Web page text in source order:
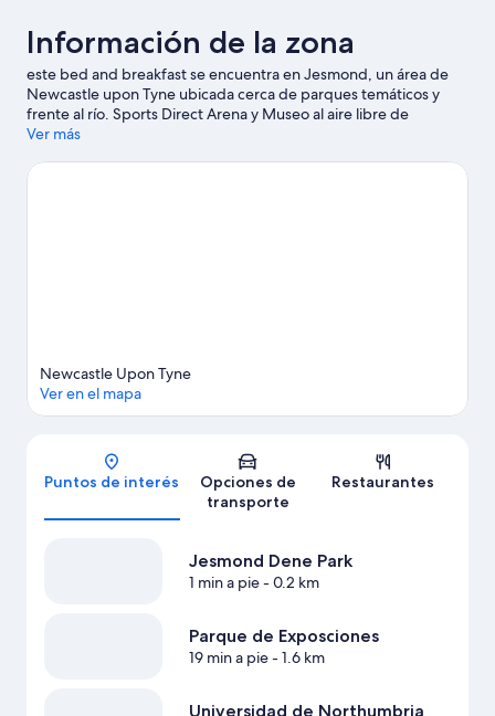
Información de la zona
este bed and breakfast se encuentra en Jesmond, un área de
Newcastle upon Tyne ubicada cerca de parques temáticos y
frente al río. Sports Direct Arena y Museo al aire libre de
Beamish son lugares emblemáticos, y quienes deseen hacer una
partido mientras estás en la ciudad? Échale un vistazo a lo que
Ver más
Mapa
Newcastle Upon Tyne
Ver en el mapa
Puntos de interés
Opciones de
transporte
Restaurantes
Jesmond Dene Park
1 min a pie- 0.2 km
Parque de Exposciones
19 min a pie- 1.6 km
Universidad de Northumbria